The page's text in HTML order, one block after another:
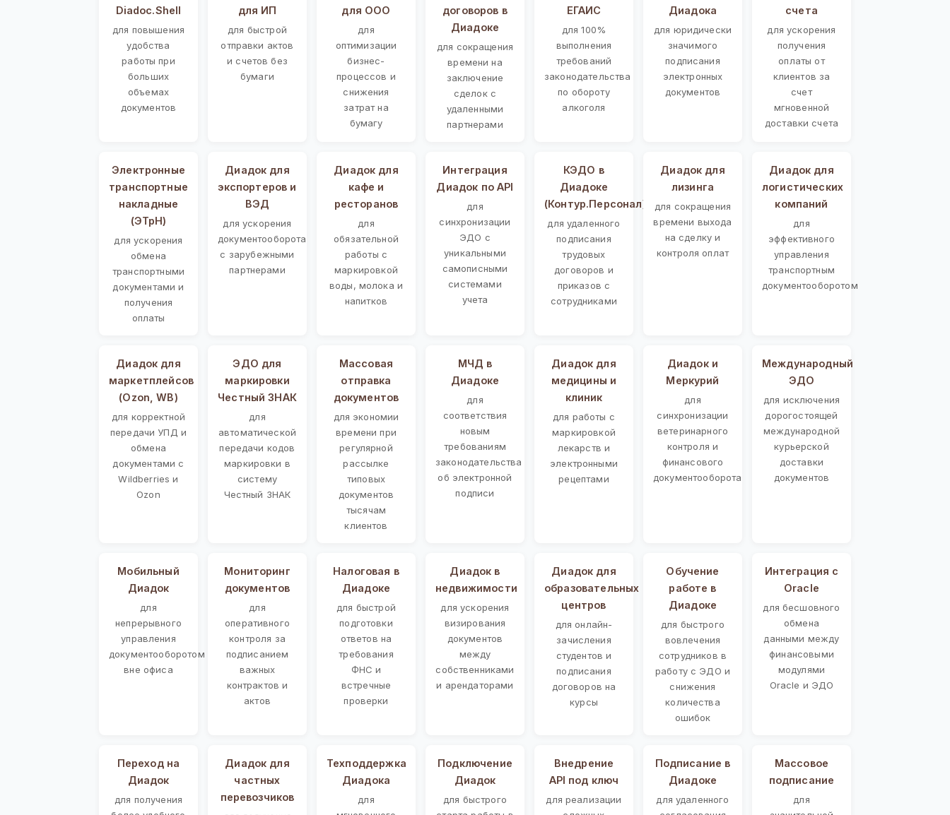
Diadoc.Shell
для повышения
удобства
работы при
больших
объемах
документов
для ИП
для быстрой
отправки актов
и счетов без
бумаги
для ООО
для
оптимизации
бизнес-
процессов и
снижения
затрат на
бумагу
договоров в
Диадоке
для сокращения
времени на
заключение
сделок с
удаленными
партнерами
ЕГАИС
для 100%
выполнения
требований
законодательства
по обороту
алкоголя
Диадока
для юридически
значимого
подписания
электронных
документов
счета
для ускорения
получения
оплаты от
клиентов за
счет
мгновенной
доставки счета
Электронные
транспортные
накладные
(ЭТрН)
для ускорения
обмена
транспортными
документами и
получения
оплаты
Диадок для
экспортеров и
ВЭД
для ускорения
документооборота
с зарубежными
партнерами
Диадок для
кафе и
ресторанов
для
обязательной
работы с
маркировкой
воды, молока и
напитков
Интеграция
Диадок по API
для
синхронизации
ЭДО с
уникальными
самописными
системами
учета
КЭДО в
Диадоке
(Контур.Персонал)
для удаленного
подписания
трудовых
договоров и
приказов с
сотрудниками
Диадок для
лизинга
для сокращения
времени выхода
на сделку и
контроля оплат
Диадок для
логистических
компаний
для
эффективного
управления
транспортным
документооборотом
Диадок для
маркетплейсов
(Ozon, WB)
для корректной
передачи УПД и
обмена
документами с
Wildberries и
Ozon
ЭДО для
маркировки
Честный ЗНАК
для
автоматической
передачи кодов
маркировки в
систему
Честный ЗНАК
Массовая
отправка
документов
для экономии
времени при
регулярной
рассылке
типовых
документов
тысячам
клиентов
МЧД в
Диадоке
для
соответствия
новым
требованиям
законодательства
об электронной
подписи
Диадок для
медицины и
клиник
для работы с
маркировкой
лекарств и
электронными
рецептами
Диадок и
Меркурий
для
синхронизации
ветеринарного
контроля и
финансового
документооборота
Международный
ЭДО
для исключения
дорогостоящей
международной
курьерской
доставки
документов
Мобильный
Диадок
для
непрерывного
управления
документооборотом
вне офиса
Мониторинг
документов
для
оперативного
контроля за
подписанием
важных
контрактов и
актов
Налоговая в
Диадоке
для быстрой
подготовки
ответов на
требования
ФНС и
встречные
проверки
Диадок в
недвижимости
для ускорения
визирования
документов
между
собственниками
и арендаторами
Диадок для
образовательных
центров
для онлайн-
зачисления
студентов и
подписания
договоров на
курсы
Обучение
работе в
Диадоке
для быстрого
вовлечения
сотрудников в
работу с ЭДО и
снижения
количества
ошибок
Интеграция с
Oracle
для бесшовного
обмена
данными между
финансовыми
модулями
Oracle и ЭДО
Переход на
Диадок
для получения
Диадок для
частных
перевозчиков
Техподдержка
Диадока
для
Подключение
Диадок
для быстрого
Внедрение
API под ключ
для реализации
Подписание в
Диадоке
для удаленного
Массовое
подписание
для